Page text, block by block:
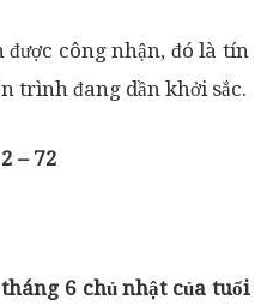
công nhận, đó là tín
trình đang dần khởi sắc.
– 72
6 chủ nhật của tuổi